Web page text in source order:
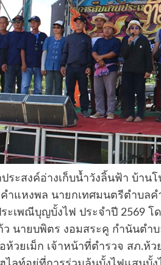
ระสงค์อ่างเก็บน้ำวังลิ้นฟ้า บ้า
ำแหงพล นายกเทศมนตรีตำบลค
ระเพณีบุญบั้งไฟ ประจำปี 2569
ว นายบพิตร งอมสระคู กำนันต
ห้วยเม็ก เจ้าหน้าที่ตำรวจ สภ.ห้